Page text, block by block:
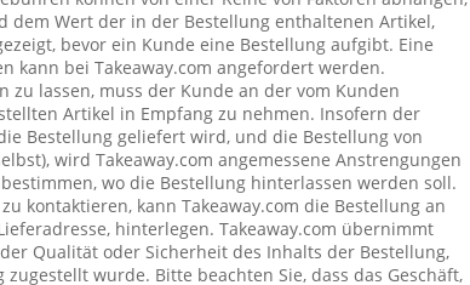
dem Wert der in der Bestellung enthaltenen Artikel,
bevor ein Kunde eine Bestellung aufgibt. Eine
kann bei Takeaway.com angefordert werden.
lassen, muss der Kunde an der vom Kunden
Artikel in Empfang zu nehmen. Insofern der
Bestellung geliefert wird, und die Bestellung von
wird Takeaway.com angemessene Anstrengungen
wo die Bestellung hinterlassen werden soll.
kontaktieren, kann Takeaway.com die Bestellung an
hinterlegen. Takeaway.com übernimmt
Qualität oder Sicherheit des Inhalts der Bestellung,
wurde. Bitte beachten Sie, dass das Geschäft,